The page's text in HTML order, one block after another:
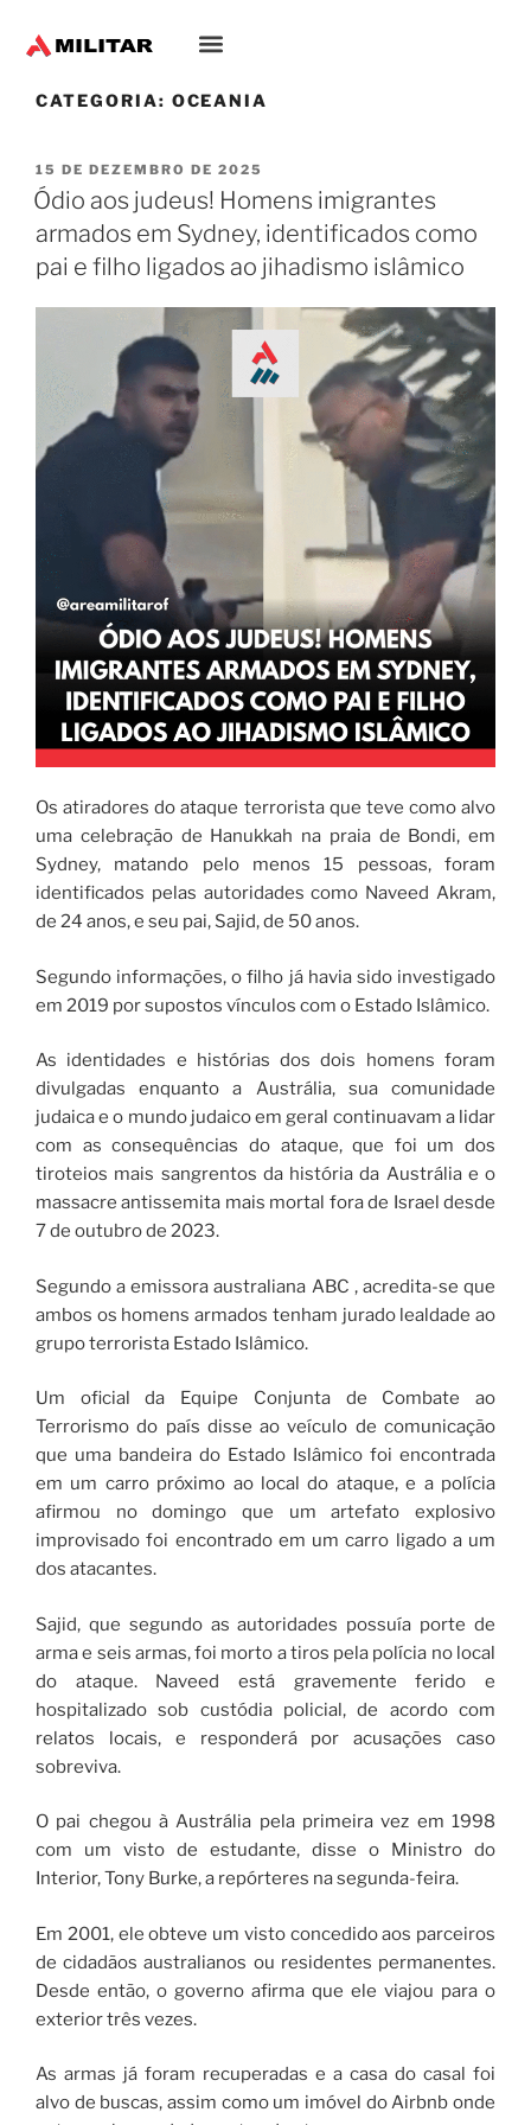
CATEGORIA: OCEANIA
15 DE DEZEMBRO DE 2025
Ódio aos judeus! Homens imigrantes
armados em Sydney, identificados como
pai e filho ligados ao jihadismo islâmico
Os atiradores do ataque terrorista que teve como alvo
uma celebração de Hanukkah na praia de Bondi, em
Sydney, matando pelo menos 15 pessoas, foram
identificados pelas autoridades como Naveed Akram,
de 24 anos, e seu pai, Sajid, de 50 anos.
Segundo informações, o filho já havia sido investigado
em 2019 por supostos vínculos com o Estado Islâmico.
As identidades e histórias dos dois homens foram
divulgadas enquanto a Austrália, sua comunidade
judaica e o mundo judaico em geral continuavam a lidar
com as consequências do ataque, que foi um dos
tiroteios mais sangrentos da história da Austrália e o
massacre antissemita mais mortal fora de Israel desde
7 de outubro de 2023.
Segundo a emissora australiana ABC , acredita-se que
ambos os homens armados tenham jurado lealdade ao
grupo terrorista Estado Islâmico.
Um oficial da Equipe Conjunta de Combate ao
Terrorismo do país disse ao veículo de comunicação
que uma bandeira do Estado Islâmico foi encontrada
em um carro próximo ao local do ataque, e a polícia
afirmou no domingo que um artefato explosivo
improvisado foi encontrado em um carro ligado a um
dos atacantes.
Sajid, que segundo as autoridades possuía porte de
arma e seis armas, foi morto a tiros pela polícia no local
do ataque. Naveed está gravemente ferido e
hospitalizado sob custódia policial, de acordo com
relatos locais, e responderá por acusações caso
sobreviva.
O pai chegou à Austrália pela primeira vez em 1998
com um visto de estudante, disse o Ministro do
Interior, Tony Burke, a repórteres na segunda-feira.
Em 2001, ele obteve um visto concedido aos parceiros
de cidadãos australianos ou residentes permanentes.
Desde então, o governo afirma que ele viajou para o
exterior três vezes.
As armas já foram recuperadas e a casa do casal foi
alvo de buscas, assim como um imóvel do Airbnb onde